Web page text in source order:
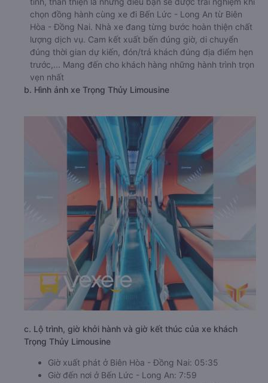
chọn đồng hành cùng xe đi Bến Lức - Long An từ Biên
Hòa - Đồng Nai. Nhà xe đang từng bước hoàn thiện chất
lượng dịch vụ. Cam kết xuất bến đúng giờ, di chuyển
đúng thời gian dự kiến, đón/trả khách đúng địa điểm hẹn
trước,... Mang đến cho khách hàng những hành trình trọn
vẹn nhất
b. Hình ảnh xe Trọng Thủy Limousine
c. Lộ trình, giờ khởi hành và giờ kết thúc của xe khách
Trọng Thủy Limousine
Giờ xuất phát ở Biên Hòa - Đồng Nai: 05:35
Giờ đến nơi ở Bến Lức - Long An: 7:59